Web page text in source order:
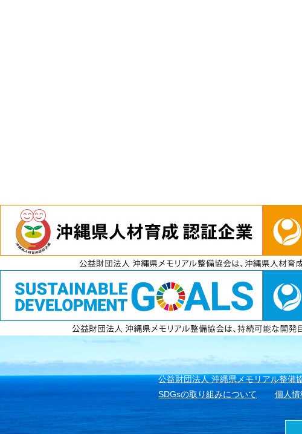
公益財団法人 沖縄県メモリアル整備
SDGsの取り組みについて
個人
電話
資料請求
無料見積もり